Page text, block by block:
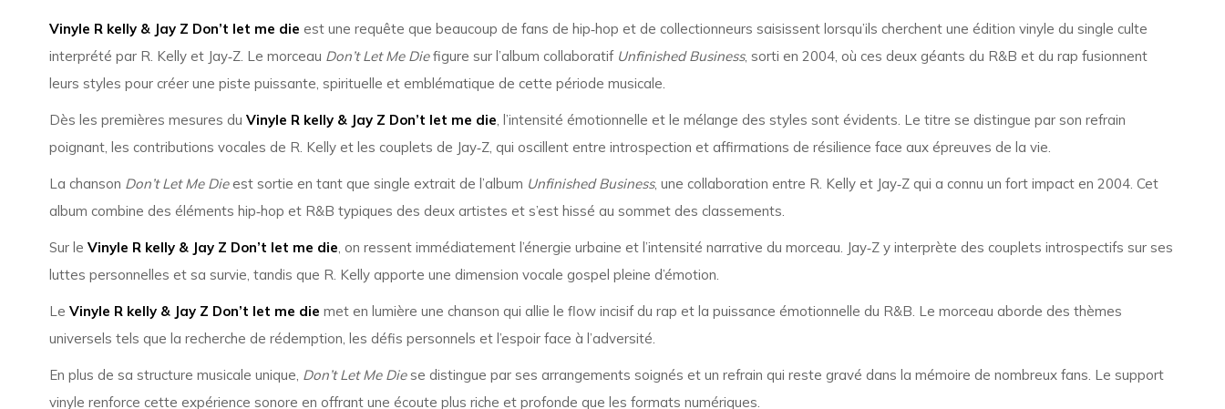
Vinyle R kelly & Jay Z Don’t let me die est une requête que beaucoup de fans de hip‑hop et de collectionneurs saisissent lorsqu’ils cherchent une édition vinyle du single culte
interprété par R. Kelly et Jay‑Z. Le morceau Don’t Let Me Diefigure sur l’album collaboratif Unfinished Business, sorti en 2004, où ces deux géants du R&B et du rap fusionnent
leurs styles pour créer une piste puissante, spirituelle et emblématique de cette période musicale.
Dès les premières mesures du Vinyle R kelly & Jay Z Don’t let me die, l’intensité émotionnelle et le mélange des styles sont évidents. Le titre se distingue par son refrain
poignant, les contributions vocales de R. Kelly et les couplets de Jay‑Z, qui oscillent entre introspection et affirmations de résilience face aux épreuves de la vie.
La chanson Don’t Let Me Dieest sortie en tant que single extrait de l’album Unfinished Business, une collaboration entre R. Kelly et Jay‑Z qui a connu un fort impact en 2004. Cet
album combine des éléments hip‑hop et R&B typiques des deux artistes et s’est hissé au sommet des classements.
Sur le Vinyle R kelly & Jay Z Don’t let me die, on ressent immédiatement l’énergie urbaine et l’intensité narrative du morceau. Jay‑Z y interprète des couplets introspectifs sur ses
luttes personnelles et sa survie, tandis que R. Kelly apporte une dimension vocale gospel pleine d’émotion.
Le Vinyle R kelly & Jay Z Don’t let me die met en lumière une chanson qui allie le flow incisif du rap et la puissance émotionnelle du R&B. Le morceau aborde des thèmes
universels tels que la recherche de rédemption, les défis personnels et l’espoir face à l’adversité.
En plus de sa structure musicale unique, Don’t Let Me Diese distingue par ses arrangements soignés et un refrain qui reste gravé dans la mémoire de nombreux fans. Le support
vinyle renforce cette expérience sonore en offrant une écoute plus riche et profonde que les formats numériques.